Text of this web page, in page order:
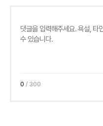
0 / 300